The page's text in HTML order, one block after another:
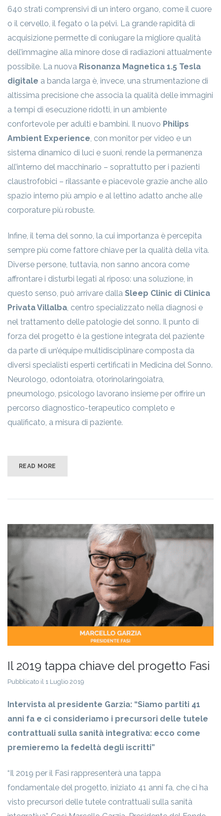
640 strati comprensivi di un intero organo, come il cuore
o il cervello, il fegato o la pelvi. La grande rapidità di
acquisizione permette di coniugare la migliore qualità
dell’immagine alla minore dose di radiazioni attualmente
possibile. La nuova Risonanza Magnetica 1.5 Tesla
digitale a banda larga è, invece, una strumentazione di
altissima precisione che associa la qualità delle immagini
a tempi di esecuzione ridotti, in un ambiente
confortevole per adulti e bambini. Il nuovo Philips
Ambient Experience, con monitor per video e un
sistema dinamico di luci e suoni, rende la permanenza
all’interno del macchinario – soprattutto per i pazienti
claustrofobici – rilassante e piacevole grazie anche allo
spazio interno più ampio e al lettino adatto anche alle
corporature più robuste.
Infine, il tema del sonno, la cui importanza è percepita
sempre più come fattore chiave per la qualità della vita.
Diverse persone, tuttavia, non sanno ancora come
affrontare i disturbi legati al riposo: una soluzione, in
questo senso, può arrivare dalla Sleep Clinic di Clinica
Privata Villalba, centro specializzato nella diagnosi e
nel trattamento delle patologie del sonno. Il punto di
forza del progetto è la gestione integrata del paziente
da parte di un’équipe multidisciplinare composta da
diversi specialisti esperti certificati in Medicina del Sonno.
Neurologo, odontoiatra, otorinolaringoiatra,
pneumologo, psicologo lavorano insieme per offrire un
percorso diagnostico-terapeutico completo e
qualificato, a misura di paziente.
READ MORE
Il 2019 tappa chiave del progetto Fasi
Pubblicato il 1 Luglio 2019
Intervista al presidente Garzia: “Siamo partiti 41
anni fa e ci consideriamo i precursori delle tutele
contrattuali sulla sanità integrativa: ecco come
premieremo la fedeltà degli iscritti”
“Il 2019 per il Fasi rappresenterà una tappa
fondamentale del progetto, iniziato 41 anni fa, che ci ha
visto precursori delle tutele contrattuali sulla sanità